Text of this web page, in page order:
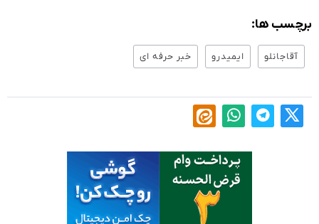
برچسب ها:
آقاجانلو ایمیدرو خبر حرفه ای